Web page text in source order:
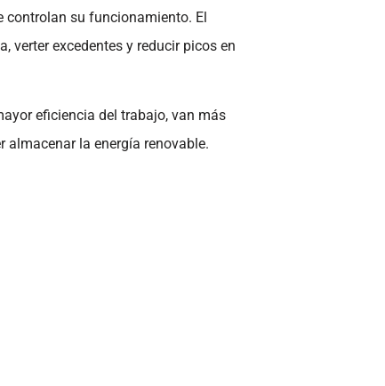
controlan su funcionamiento. El
verter excedentes y reducir picos en
eficiencia del trabajo, van más
almacenar la energía renovable.